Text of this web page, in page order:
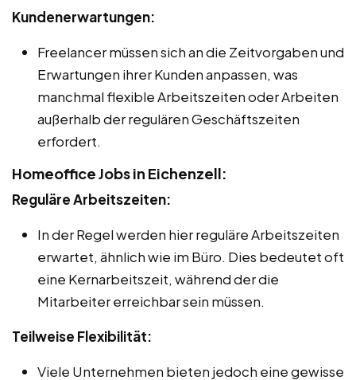
Kundenerwartungen:
Freelancer müssen sich an die Zeitvorgaben und
Erwartungen ihrer Kunden anpassen, was
manchmal flexible Arbeitszeiten oder Arbeiten
außerhalb der regulären Geschäftszeiten
erfordert.
Homeoffice Jobs in Eichenzell:
Reguläre Arbeitszeiten:
In der Regel werden hier reguläre Arbeitszeiten
erwartet, ähnlich wie im Büro. Dies bedeutet oft
eine Kernarbeitszeit, während der die
Mitarbeiter erreichbar sein müssen.
Teilweise Flexibilität:
Viele Unternehmen bieten jedoch eine gewisse